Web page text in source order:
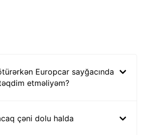
Europcar sayğacında
etməliyəm?
çəni dolu halda